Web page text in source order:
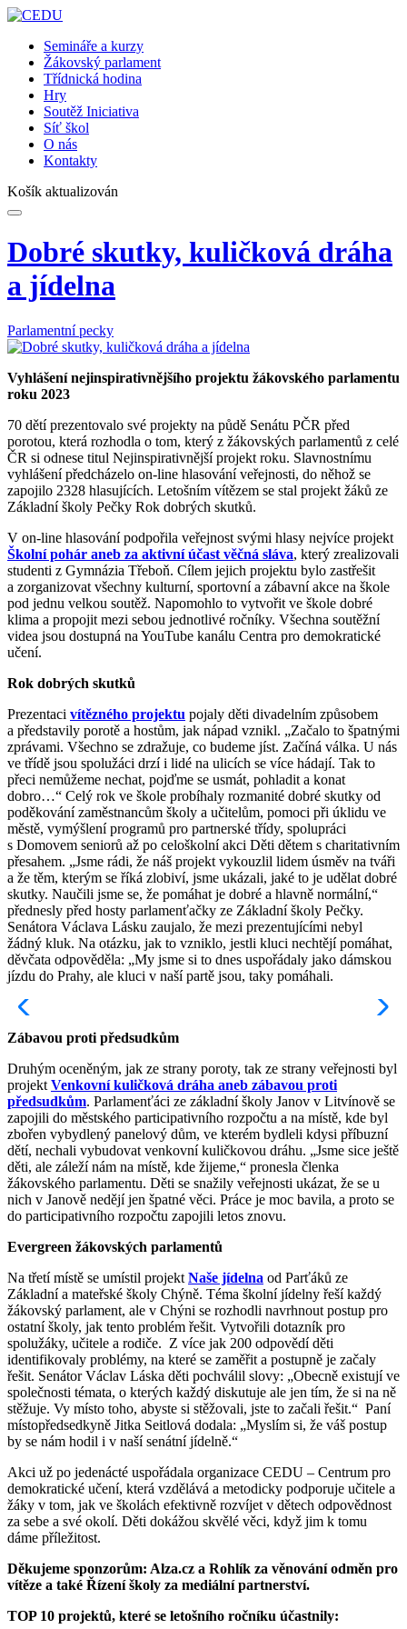
Semináře a kurzy
Žákovský parlament
Třídnická hodina
Hry
Soutěž Iniciativa
Síť škol
O nás
Kontakty
Košík aktualizován
Dobré skutky, kuličková dráha
a jídelna
Parlamentní pecky
Vyhlášení nejinspirativnějšího projektu žákovského parlamentu
roku 2023
70 dětí prezentovalo své projekty na půdě Senátu PČR před
porotou, která rozhodla o tom, který z žákovských parlamentů z celé
ČR si odnese titul Nejinspirativnější projekt roku. Slavnostnímu
vyhlášení předcházelo on-line hlasování veřejnosti, do něhož se
zapojilo 2328 hlasujících. Letošním vítězem se stal projekt žáků ze
Základní školy Pečky Rok dobrých skutků.
V on-line hlasování podpořila veřejnost svými hlasy nejvíce projekt
Školní pohár aneb za aktivní účast věčná sláva, který zrealizovali
studenti z Gymnázia Třeboň. Cílem jejich projektu bylo zastřešit
a zorganizovat všechny kulturní, sportovní a zábavní akce na škole
pod jednu velkou soutěž. Napomohlo to vytvořit ve škole dobré
klima a propojit mezi sebou jednotlivé ročníky. Všechna soutěžní
videa jsou dostupná na YouTube kanálu Centra pro demokratické
učení.
Rok dobrých skutků
Prezentaci vítězného projektu pojaly děti divadelním způsobem
a představily porotě a hostům, jak nápad vznikl. „Začalo to špatnými
zprávami. Všechno se zdražuje, co budeme jíst. Začíná válka. U nás
ve třídě jsou spolužáci drzí i lidé na ulicích se více hádají. Tak to
přeci nemůžeme nechat, pojďme se usmát, pohladit a konat
dobro…“ Celý rok ve škole probíhaly rozmanité dobré skutky od
poděkování zaměstnancům školy a učitelům, pomoci při úklidu ve
městě, vymýšlení programů pro partnerské třídy, spolupráci
s Domovem seniorů až po celoškolní akci Děti dětem s charitativním
přesahem. „Jsme rádi, že náš projekt vykouzlil lidem úsměv na tváři
a že těm, kterým se říká zlobiví, jsme ukázali, jaké to je udělat dobré
skutky. Naučili jsme se, že pomáhat je dobré a hlavně normální,“
přednesly před hosty parlamenťačky ze Základní školy Pečky.
Senátora Václava Lásku zaujalo, že mezi prezentujícími nebyl
žádný kluk. Na otázku, jak to vzniklo, jestli kluci nechtějí pomáhat,
děvčata odpověděla: „My jsme si to dnes uspořádaly jako dámskou
jízdu do Prahy, ale kluci v naší partě jsou, taky pomáhali.
Zábavou proti předsudkům
Druhým oceněným, jak ze strany poroty, tak ze strany veřejnosti byl
projekt Venkovní kuličková dráha aneb zábavou proti
předsudkům. Parlamenťáci ze základní školy Janov v Litvínově se
zapojili do městského participativního rozpočtu a na místě, kde byl
zbořen vybydlený panelový dům, ve kterém bydleli kdysi příbuzní
dětí, nechali vybudovat venkovní kuličkovou dráhu. „Jsme sice ještě
děti, ale záleží nám na místě, kde žijeme,“ pronesla členka
žákovského parlamentu. Děti se snažily veřejnosti ukázat, že se u
nich v Janově nedějí jen špatné věci. Práce je moc bavila, a proto se
do participativního rozpočtu zapojili letos znovu.
Evergreen žákovských parlamentů
Na třetí místě se umístil projekt Naše jídelna od Parťáků ze
Základní a mateřské školy Chýně. Téma školní jídelny řeší každý
žákovský parlament, ale v Chýni se rozhodli navrhnout postup pro
ostatní školy, jak tento problém řešit. Vytvořili dotazník pro
spolužáky, učitele a rodiče. Z více jak 200 odpovědí děti
identifikovaly problémy, na které se zaměřit a postupně je začaly
řešit. Senátor Václav Láska děti pochválil slovy: „Obecně existují ve
společnosti témata, o kterých každý diskutuje ale jen tím, že si na ně
stěžuje. Vy místo toho, abyste si stěžovali, jste to začali řešit.“ Paní
místopředsedkyně Jitka Seitlová dodala: „Myslím si, že váš postup
by se nám hodil i v naší senátní jídelně.“
Akci už po jedenácté uspořádala organizace CEDU – Centrum pro
demokratické učení, která vzdělává a metodicky podporuje učitele a
žáky v tom, jak ve školách efektivně rozvíjet v dětech odpovědnost
za sebe a své okolí. Děti dokážou skvělé věci, když jim k tomu
dáme příležitost.
Děkujeme sponzorům: Alza.cz a Rohlík za věnování odměn pro
vítěze a také Řízení školy za mediální partnerství.
TOP 10 projektů, které se letošního ročníku účastnily: